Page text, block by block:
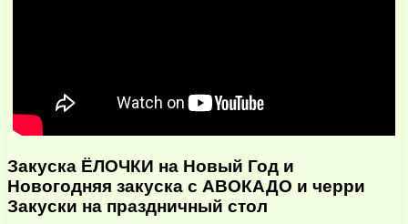
Закуска ЁЛОЧКИ на Новый Год и
Новогодняя закуска с АВОКАДО и черри
Закуски на праздничный стол